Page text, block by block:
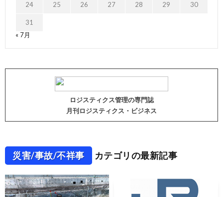
24 25 26 27 28 29 30
31
« 7月
ロジスティクス管理の専門誌
月刊ロジスティクス・ビジネス
災害/事故/不祥事 カテゴリの最新記事